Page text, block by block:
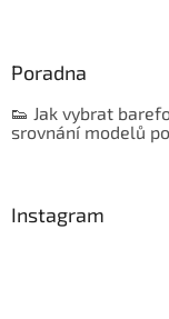
Poradna
👟 Jak vybrat
srovnání modelů
Instagram